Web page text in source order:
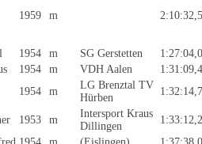
1959 m
1954 m SG Gerstetten
1954 m VDH Aalen
1954 m
LG Brenztal TV
Hürben
1953 m
Intersport Kraus
Dillingen